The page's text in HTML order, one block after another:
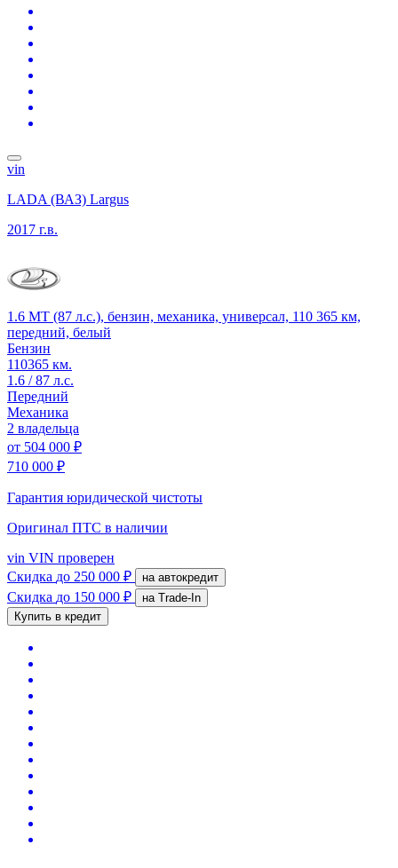
vin
LADA (ВАЗ) Largus
2017 г.в.
1.6 MT (87 л.с.), бензин, механика, универсал, 110 365 км,
передний, белый
Бензин
110365 км.
1.6 / 87 л.с.
Передний
Механика
2 владельца
от 504 000 ₽
710 000 ₽
Гарантия юридической чистоты
Оригинал ПТС в наличии
vin VIN проверен
Скидка до 250 000 ₽ на автокредит
Скидка до 150 000 ₽
на Trade-In
Купить в кредит